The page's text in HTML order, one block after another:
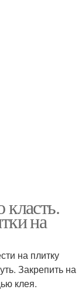
на
на плитку
Закрепить на
клея.